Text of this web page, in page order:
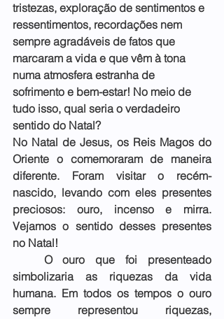
tristezas, exploração de sentimentos e
ressentimentos, recordações nem
sempre agradáveis de fatos que
marcaram a vida e que vêm à tona
numa atmosfera estranha de
sofrimento e bem-estar! No meio de
tudo isso, qual seria o verdadeiro
sentido do Natal?
No Natal de Jesus, os Reis Magos do
Oriente o comemoraram de maneira
diferente. Foram visitar o recém-
nascido, levando com eles presentes
preciosos: ouro, incenso e mirra.
Vejamos o sentido desses presentes
no Natal!
O ouro que foi presenteado
simbolizaria as riquezas da vida
humana. Em todos os tempos o ouro
sempre representou riquezas,